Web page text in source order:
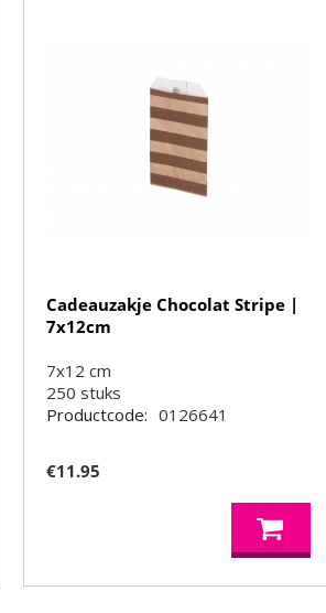
Cadeauzakje Chocolat Stripe |
7x12cm
7x12 cm
250stuks
Productcode: 0126641
€11.95